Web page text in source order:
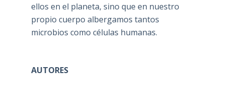
ellos en el planeta, sino que en nuestro
propio cuerpo albergamos tantos
microbios como células humanas.
AUTORES